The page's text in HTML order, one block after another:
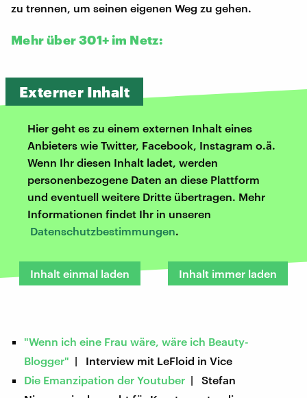
zu trennen, um seinen eigenen Weg zu gehen.
Mehr über 301+ im Netz:
Externer Inhalt
Hier geht es zu einem externen Inhalt eines
Anbieters wie Twitter, Facebook, Instagram o.ä.
Wenn Ihr diesen Inhalt ladet, werden
personenbezogene Daten an diese Plattform
und eventuell weitere Dritte übertragen. Mehr
Informationen findet Ihr in unseren
Datenschutzbestimmungen.
Inhalt einmal laden Inhalt immer laden
"Wenn ich eine Frau wäre, wäre ich Beauty-
Blogger" | Interview mit LeFloid in Vice
Die Emanzipation der Youtuber | Stefan